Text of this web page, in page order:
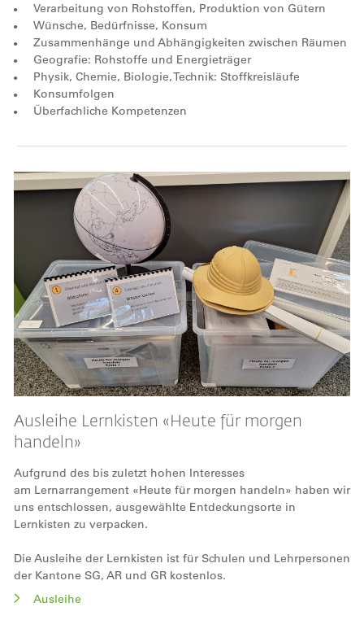
Verarbeitung von Rohstoffen, Produktion von Gütern
Wünsche, Bedürfnisse, Konsum
Zusammenhänge und Abhängigkeiten zwischen Räumen
Geografie: Rohstoffe und Energieträger
Physik, Chemie, Biologie, Technik: Stoffkreisläufe
Konsumfolgen
Überfachliche Kompetenzen
Ausleihe Lernkisten «Heute für morgen
handeln»
Aufgrund des bis zuletzt hohen Interesses
am Lernarrangement «Heute für morgen handeln» haben wir
uns entschlossen, ausgewählte Entdeckungsorte in
Lernkisten zu verpacken.
Die Ausleihe der Lernkisten ist für Schulen und Lehrpersonen
der Kantone SG, AR und GR kostenlos.
Ausleihe